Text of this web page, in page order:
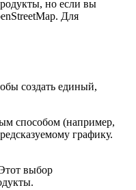
но если вы
Для
создать единый,
способом (например,
графику.
выбор